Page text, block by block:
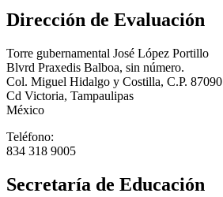
Dirección de Evaluación
Torre gubernamental José López Portillo
Blvrd Praxedis Balboa, sin número.
Col. Miguel Hidalgo y Costilla, C.P. 87090
Cd Victoria, Tampaulipas
México
Teléfono:
834 318 9005
Secretaría de Educación